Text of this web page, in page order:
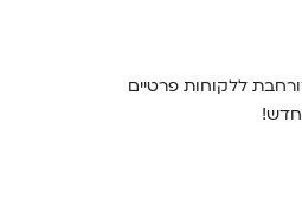
ללקוחות פרטיים
חדש!